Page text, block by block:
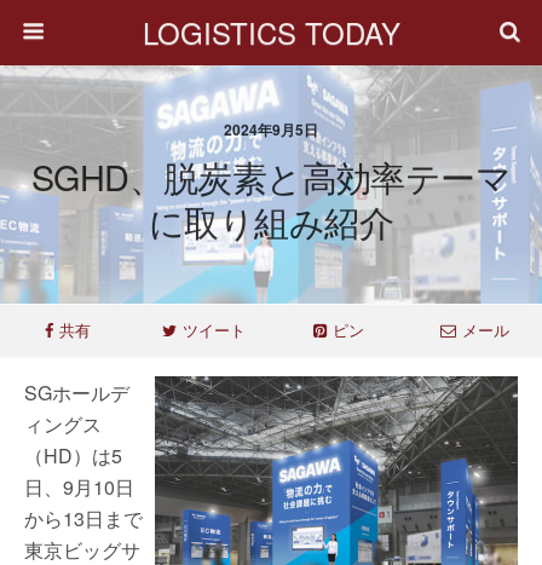
LOGISTICS TODAY
2024年9月5日
SGHD、脱炭素と高効率テーマ
に取り組み紹介
共有 ツイート ピン メール
SGホールデ
ィングス
（HD）は5
日、9月10日
から13日まで
東京ビッグサ